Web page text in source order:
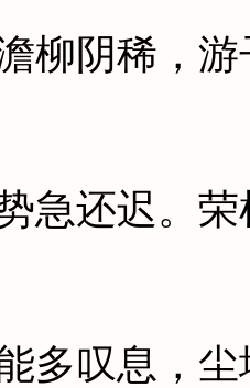
阴稀，游
还迟。荣
叹息，尘